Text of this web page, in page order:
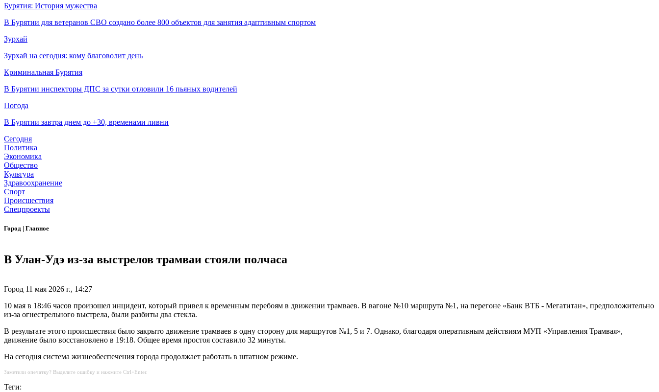
Бурятия: История мужества
В Бурятии для ветеранов СВО создано более 800 объектов для занятия адаптивным спортом
Зурхай
Зурхай на сегодня: кому благоволит день
Криминальная Бурятия
В Бурятии инспекторы ДПС за сутки отловили 16 пьяных водителей
Погода
В Бурятии завтра днем до +30, временами ливни
Сегодня
Политика
Экономика
Общество
Культура
Здравоохранение
Спорт
Происшествия
Спецпроекты
Город | Главное
В Улан-Удэ из-за выстрелов трамваи стояли полчаса
Город 11 мая 2026 г., 14:27
10 мая в 18:46 часов произошел инцидент, который привел к временным перебоям в движении трамваев. В вагоне №10 маршрута №1, на перегоне «Банк ВТБ - Мегатитан», предположительно
из-за огнестрельного выстрела, были разбиты два стекла.
В результате этого происшествия было закрыто движение трамваев в одну сторону для маршрутов №1, 5 и 7. Однако, благодаря оперативным действиям МУП «Управления Трамвая»,
движение было восстановлено в 19:18. Общее время простоя составило 32 минуты.
На сегодня система жизнеобеспечения города продолжает работать в штатном режиме.
Заметили опечатку? Выделите ошибку и нажмите Ctrl+Enter.
Теги: